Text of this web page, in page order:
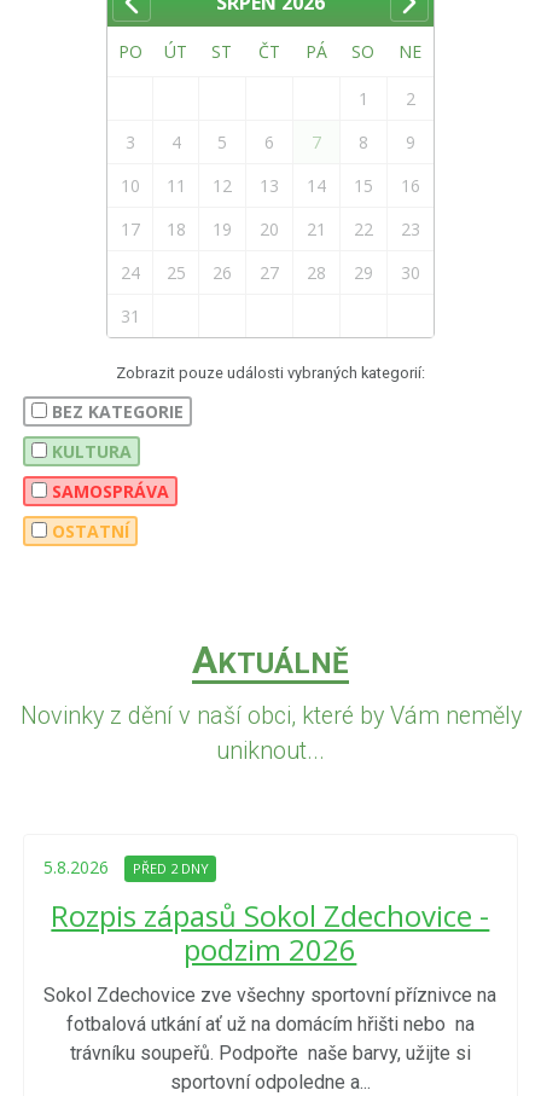
PO ÚT ST ČT PÁ SO NE
1
2
3
4 5 6 7 8
9
10
11 12 13 14 15
16
17
18 19 20 21 22
23
24
25 26 27 28 29
30
31
Zobrazit pouze události vybraných kategorií:
BEZ KATEGORIE
KULTURA
SAMOSPRÁVA
OSTATNÍ
AKTUÁLNĚ
Novinky z dění v naší obci, které by Vám neměly
uniknout...
5.8.2026 PŘED 2 DNY
Rozpis zápasů Sokol Zdechovice -
podzim 2026
Sokol Zdechovice zve všechny sportovní příznivce na
fotbalová utkání ať už na domácím hřišti nebo na
trávníku soupeřů. Podpořte naše barvy, užijte si
sportovní odpoledne a...